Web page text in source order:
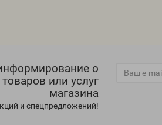
о
или услуг
магазина
и спецпредложений!